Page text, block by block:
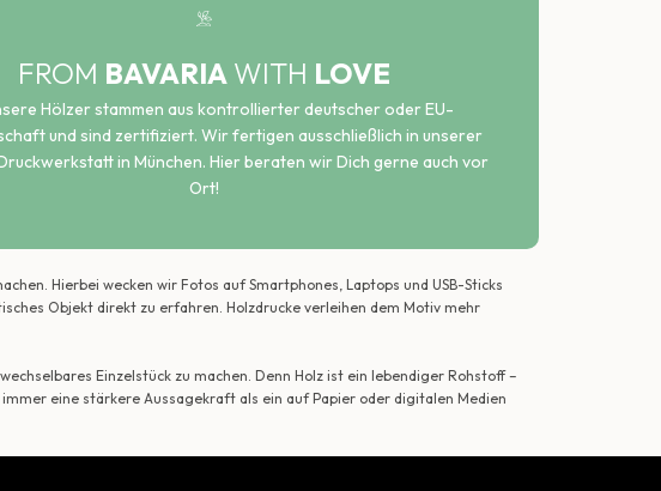
FROM BAVARIAWITH LOVE
Hölzer stammen aus kontrollierter deutscher oder EU-
und sind zertifiziert. Wir fertigen ausschließlich in unserer
in München. Hier beraten wir Dich gerne auch vor
Ort!
Hierbei wecken wir Fotos auf Smartphones, Laptops und USB-Sticks
Objekt direkt zu erfahren. Holzdrucke verleihen dem Motiv mehr
Einzelstück zu machen. Denn Holz ist ein lebendiger Rohstoff –
eine stärkere Aussagekraft als ein auf Papier oder digitalen Medien